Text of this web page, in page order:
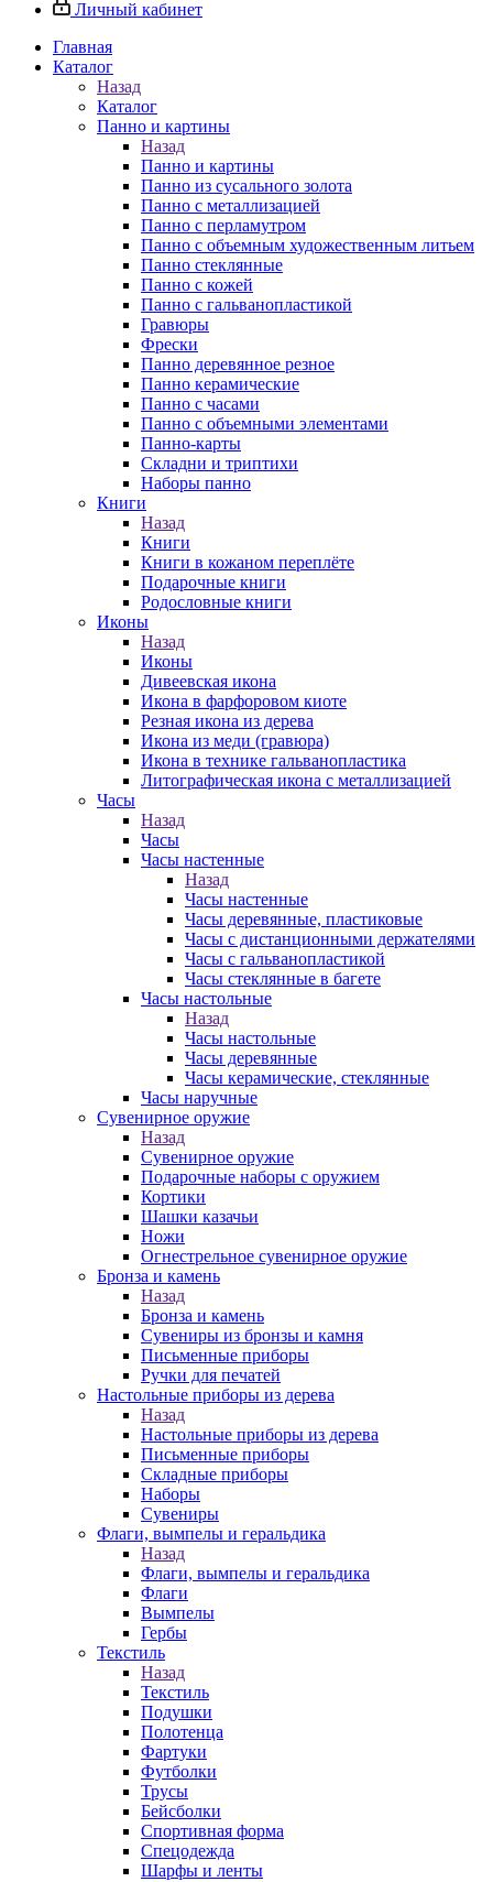
Личный кабинет
Главная
Каталог
Назад
Каталог
Панно и картины
Назад
Панно и картины
Панно из сусального золота
Панно с металлизацией
Панно с перламутром
Панно с объемным художественным литьем
Панно стеклянные
Панно с кожей
Панно с гальванопластикой
Гравюры
Фрески
Панно деревянное резное
Панно керамические
Панно с часами
Панно с объемными элементами
Панно-карты
Складни и триптихи
Наборы панно
Книги
Назад
Книги
Книги в кожаном переплёте
Подарочные книги
Родословные книги
Иконы
Назад
Иконы
Дивеевская икона
Икона в фарфоровом киоте
Резная икона из дерева
Икона из меди (гравюра)
Икона в технике гальванопластика
Литографическая икона с металлизацией
Часы
Назад
Часы
Часы настенные
Назад
Часы настенные
Часы деревянные, пластиковые
Часы с дистанционными держателями
Часы с гальванопластикой
Часы стеклянные в багете
Часы настольные
Назад
Часы настольные
Часы деревянные
Часы керамические, стеклянные
Часы наручные
Сувенирное оружие
Назад
Сувенирное оружие
Подарочные наборы с оружием
Кортики
Шашки казачьи
Ножи
Огнестрельное сувенирное оружие
Бронза и камень
Назад
Бронза и камень
Сувениры из бронзы и камня
Письменные приборы
Ручки для печатей
Настольные приборы из дерева
Назад
Настольные приборы из дерева
Письменные приборы
Складные приборы
Наборы
Сувениры
Флаги, вымпелы и геральдика
Назад
Флаги, вымпелы и геральдика
Флаги
Вымпелы
Гербы
Текстиль
Назад
Текстиль
Подушки
Полотенца
Фартуки
Футболки
Трусы
Бейсболки
Спортивная форма
Спецодежда
Шарфы и ленты